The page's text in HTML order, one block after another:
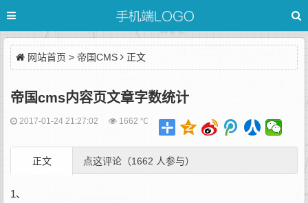
网站首页 > 帝国CMS 正文
帝国cms内容页文章字数统计
2017-01-24 21:27:02 1662 ℃
正文 点这评论（1662 人参与）
1、